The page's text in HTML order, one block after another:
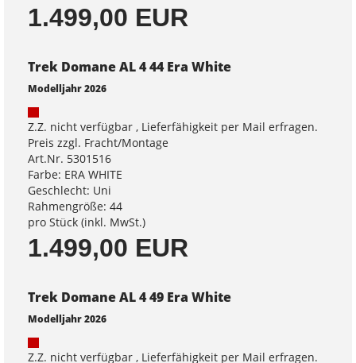
1.499,00 EUR
Trek Domane AL 4 44 Era White
Modelljahr 2026
Z.Z. nicht verfügbar , Lieferfähigkeit per Mail erfragen.
Preis zzgl. Fracht/Montage
Art.Nr. 5301516
Farbe: ERA WHITE
Geschlecht: Uni
Rahmengröße: 44
pro Stück (inkl. MwSt.)
1.499,00 EUR
Trek Domane AL 4 49 Era White
Modelljahr 2026
Z.Z. nicht verfügbar , Lieferfähigkeit per Mail erfragen.